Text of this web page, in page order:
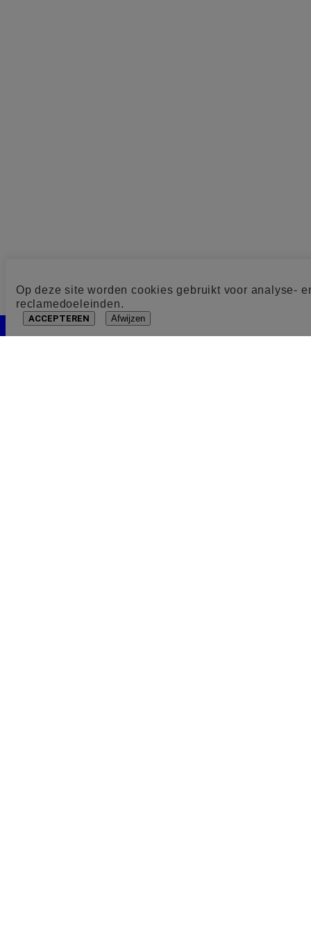
Op deze site worden cookies gebruikt voor analyse-
reclamedoeleinden.
ACCEPTEREN Afwijzen
Cookie toestemming